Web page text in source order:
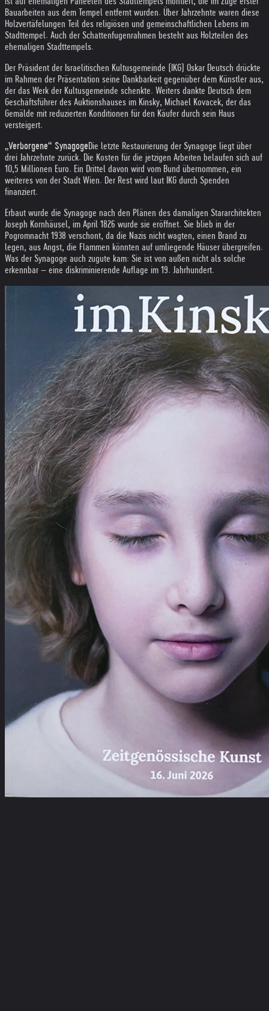
Bauarbeiten aus dem Tempel entfernt wurden. Über Jahrzehnte waren diese
Holzvertäfelungen Teil des religiösen und gemeinschaftlichen Lebens im
Stadttempel. Auch der Schattenfugenrahmen besteht aus Holzteilen des
ehemaligen Stadttempels.
Der Präsident der Israelitischen Kultusgemeinde (IKG) Oskar Deutsch drückte
im Rahmen der Präsentation seine Dankbarkeit gegenüber dem Künstler aus,
der das Werk der Kultusgemeinde schenkte. Weiters dankte Deutsch dem
Geschäftsführer des Auktionshauses im Kinsky, Michael Kovacek, der das
Gemälde mit reduzierten Konditionen für den Käufer durch sein Haus
versteigert.
„Verborgene“ Synagoge Die letzte Restaurierung der Synagoge liegt über
drei Jahrzehnte zurück. Die Kosten für die jetzigen Arbeiten belaufen sich auf
10,5 Millionen Euro. Ein Drittel davon wird vom Bund übernommen, ein
weiteres von der Stadt Wien. Der Rest wird laut IKG durch Spenden
finanziert.
Erbaut wurde die Synagoge nach den Plänen des damaligen Stararchitekten
Joseph Kornhäusel, im April 1826 wurde sie eröffnet. Sie blieb in der
Pogromnacht 1938 verschont, da die Nazis nicht wagten, einen Brand zu
legen, aus Angst, die Flammen könnten auf umliegende Häuser übergreifen.
Was der Synagoge auch zugute kam: Sie ist von außen nicht als solche
erkennbar – eine diskriminierende Auflage im 19. Jahrhundert.